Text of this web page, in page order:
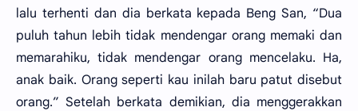
lalu terhenti dan dia berkata kepada Beng San, “Dua
puluh tahun lebih tidak mendengar orang memaki dan
memarahiku, tidak mendengar orang mencelaku. Ha,
anak baik. Orang seperti kau inilah baru patut disebut
orang.” Setelah berkata demikian, dia menggerakkan